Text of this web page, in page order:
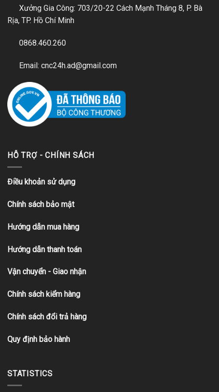
Xưởng Gia Công: 703/20-22 Cách Mạnh Tháng 8, P. Bà
Rịa, TP. Hồ Chí Minh
0868.460.260
Email: cnc24h.ad@gmail.com
HỖ TRỢ - CHÍNH SÁCH
Điều khoản sử dụng
Chính sách bảo mật
Hướng dẫn mua hàng
Hướng dẫn thanh toán
Vận chuyển - Giao nhận
Chính sách kiểm hàng
Chính sách đổi trả hàng
Quy định bảo hành
STATISTICS